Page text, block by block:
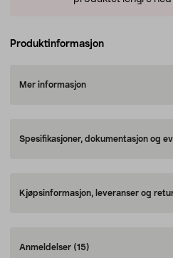
Produktinformasjon
Mer informasjon
Spesifikasjoner, dokumentasjon og
Kjøpsinformasjon, leveranser og
Anmeldelser (15)